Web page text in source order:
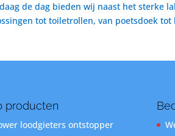
de dag bieden wij naast het sterke
tot toiletrollen, van poetsdoek
producten
loodgieters ontstopper